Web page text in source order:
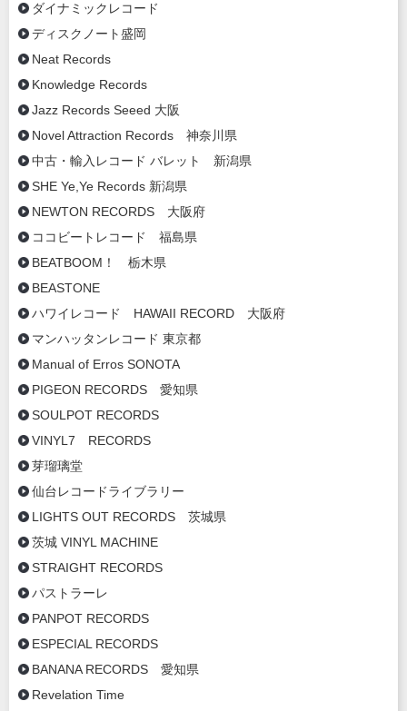
ダイナミックレコード
ディスクノート盛岡
Neat Records
Knowledge Records
Jazz Records Seeed 大阪
Novel Attraction Records 神奈川県
中古・輸入レコード バレット 新潟県
SHE Ye,Ye Records 新潟県
NEWTON RECORDS 大阪府
ココビートレコード 福島県
BEATBOOM！ 栃木県
BEASTONE
ハワイレコード HAWAII RECORD 大阪府
マンハッタンレコード 東京都
Manual of Erros SONOTA
PIGEON RECORDS 愛知県
SOULPOT RECORDS
VINYL7 RECORDS
芽瑠璃堂
仙台レコードライブラリー
LIGHTS OUT RECORDS 茨城県
茨城 VINYL MACHINE
STRAIGHT RECORDS
パストラーレ
PANPOT RECORDS
ESPECIAL RECORDS
BANANA RECORDS 愛知県
Revelation Time